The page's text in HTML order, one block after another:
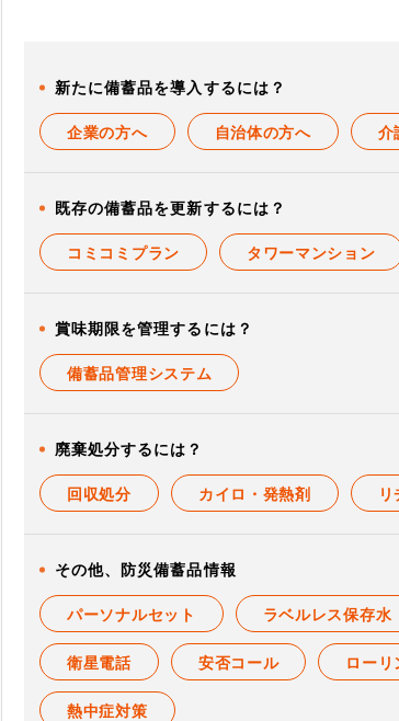
新たに備蓄品を導入するには？
企業の方へ 自治体の方へ 介
既存の備蓄品を更新するには？
コミコミプラン タワーマンション
賞味期限を管理するには？
備蓄品管理システム
廃棄処分するには？
回収処分 カイロ・発熱剤
その他、防災備蓄品情報
パーソナルセット ラベルレス保存水
衛星電話 安否コール ローリ
熱中症対策